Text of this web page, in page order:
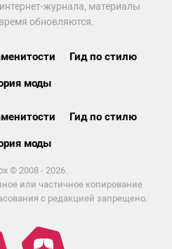
журнала, материалы
обновляются.
Гид по стилю
моды
Гид по стилю
моды
© 2008 - 2026.
или частичное копирование
с редакцией запрещено.